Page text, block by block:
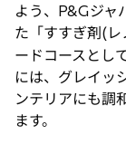
よう、P&Gジャ
た「すすぎ剤(レ
ードコースとし
には、グレイッ
ンテリアにも調
ます。